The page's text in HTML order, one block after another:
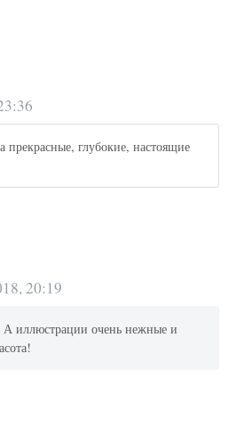
прекрасные, глубокие, настоящие
20:19
А иллюстрации очень нежные и